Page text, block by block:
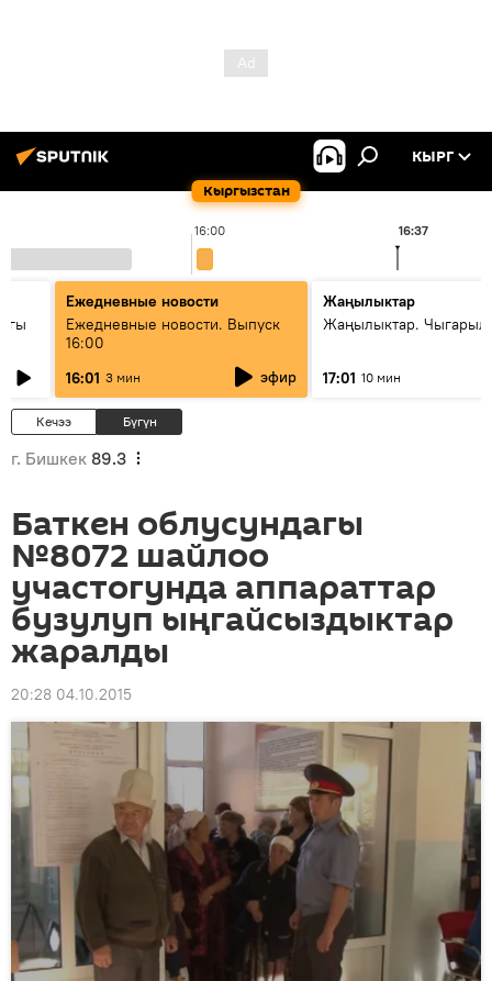
Кыргызстан
КЫРГ
16:00 16:37
Ежедневные новости
Ежедневные новости. Выпуск
16:00
16:01 3 мин эфир
Жаңылыктар
Жаңылыктар.
17:01 10 мин
Кечээ Бүгүн
г. Бишкек 89.3
Баткен облусундагы
№8072 шайлоо
участогунда аппараттар
бузулуп ыңгайсыздыктар
жаралды
20:28 04.10.2015